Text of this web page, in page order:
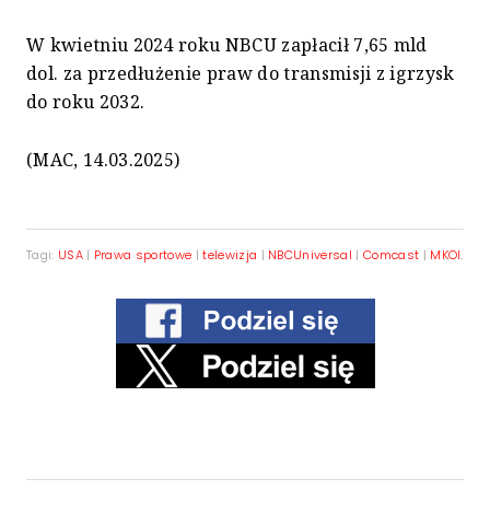
W kwietniu 2024 roku NBCU zapłacił 7,65 mld
dol. za przedłużenie praw do transmisji z igrzysk
do roku 2032.
(MAC, 14.03.2025)
Tagi: USA | Prawa sportowe |telewizja | NBCUniversal | Comcast | MKOl.